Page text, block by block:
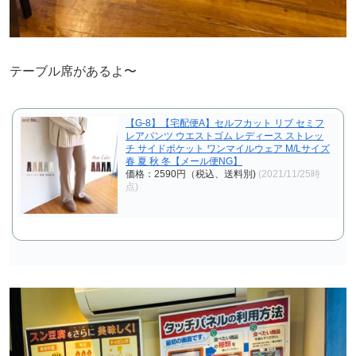
テーブル席があるよ〜
【G-8】【宅配便A】セルフカット リブ セミフ
レアパンツ ウエストゴム レディース ストレッ
チ サイドポケット ワンマイルウェア M/Lサイズ
春 夏 秋 冬【メール便NG】
価格：2590円（税込、送料別) (2021/11/25時
点)